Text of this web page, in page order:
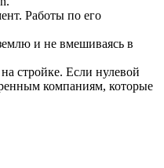
Работы по его
и не вмешиваясь в
стройке. Если нулевой
компаниям, которые